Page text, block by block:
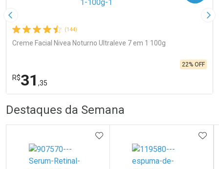
Imagem Anterior
(144)
Creme Facial Nivea Noturno Ultraleve 7 em 1 100g
R$31 ,35
22% OFF
Laboratório
Por Menos
Destaques da Semana
ADICIONAR AOS FAVORITOS